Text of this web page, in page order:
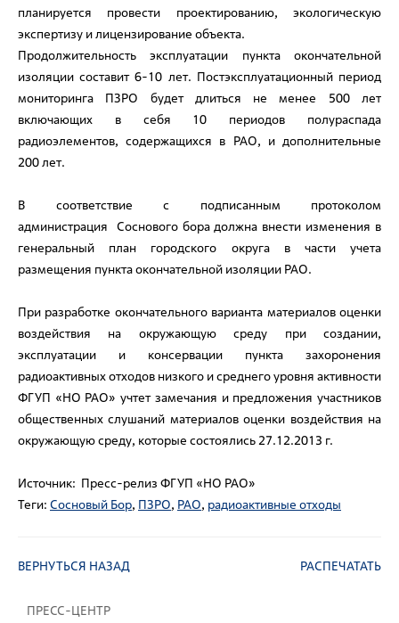
ПРЕСС-ЦЕНТР
планируется провести проектированию, экологическую
экспертизу и лицензирование объекта.
Продолжительность эксплуатации пункта окончательной
изоляции составит 6-10 лет. Постэксплуатационный период
мониторинга ПЗРО будет длиться не менее 500 лет
включающих в себя 10 периодов полураспада
радиоэлементов, содержащихся в РАО, и дополнительные
200 лет.
В соответствие с подписанным протоколом
администрация Соснового бора должна внести изменения в
генеральный план городского округа в части учета
размещения пункта окончательной изоляции РАО.
При разработке окончательного варианта материалов оценки
воздействия на окружающую среду при создании,
эксплуатации и консервации пункта захоронения
радиоактивных отходов низкого и среднего уровня активности
ФГУП «НО РАО» учтет замечания и предложения участников
общественных слушаний материалов оценки воздействия на
окружающую среду, которые состоялись 27.12.2013 г.
Источник: Пресс-релиз ФГУП «НО РАО»
Теги: Сосновый Бор, ПЗРО, РАО, радиоактивные отходы
ВЕРНУТЬСЯ НАЗАД РАСПЕЧАТАТЬ